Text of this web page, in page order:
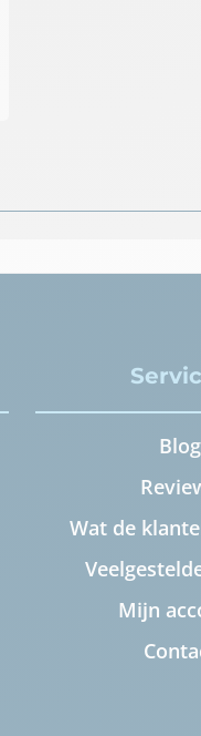
Blog
Wat de
Mijn